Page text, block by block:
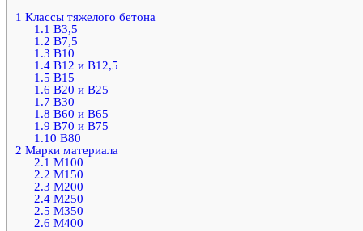
1 Классы тяжелого бетона
1.1 В3,5
1.2 В7,5
1.3 В10
1.4В12 и В12,5
1.5 В15
1.6 В20 и В25
1.7 В30
1.8 В60 и В65
1.9 В70 и В75
1.10 В80
2 Марки материала
2.1 М100
2.2 М150
2.3 М200
2.4М250
2.5 М350
2.6 М400